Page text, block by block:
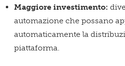
Maggiore investimento:
automazione che possano
automaticamente la
piattaforma.